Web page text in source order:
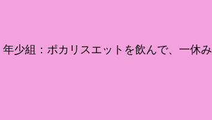
年少組：ポカリスエットを飲んで、一休み